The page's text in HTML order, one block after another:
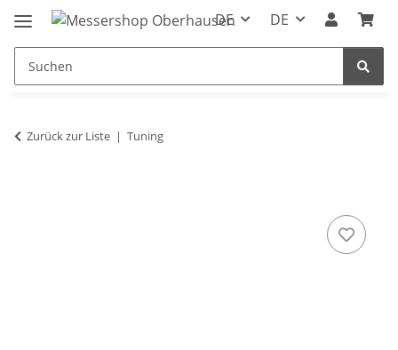
DE DE
Zurück zur Liste Tuning